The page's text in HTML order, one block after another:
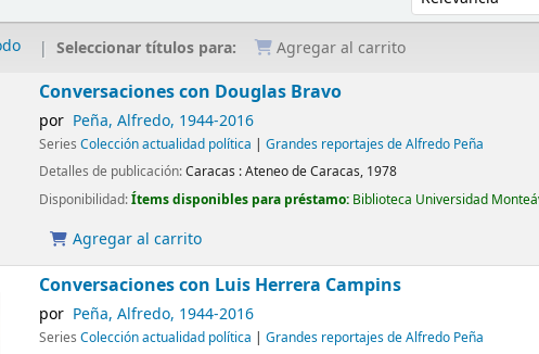
Seleccionar títulos para: Agregar al carrito
Conversaciones con Douglas Bravo
por Peña, Alfredo, 1944-2016
SeriesColección actualidad política |Grandes reportajes de Alfredo Peña
Detalles de publicación:Caracas :Ateneo de Caracas, 1978
Disponibilidad:Ítems disponibles para préstamo: Biblioteca Universidad
Agregar al carrito
Conversaciones con Luis Herrera Campins
por Peña, Alfredo, 1944-2016
SeriesColección actualidad política |Grandes reportajes de Alfredo Peña